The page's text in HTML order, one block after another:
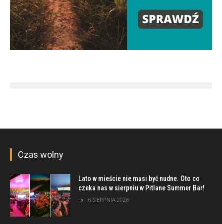
Czas wolny
Lato w mieście nie musi być nudne. Oto co
czeka nas w sierpniu w Pitlane Summer Bar!
6 SIERPNIA 2026